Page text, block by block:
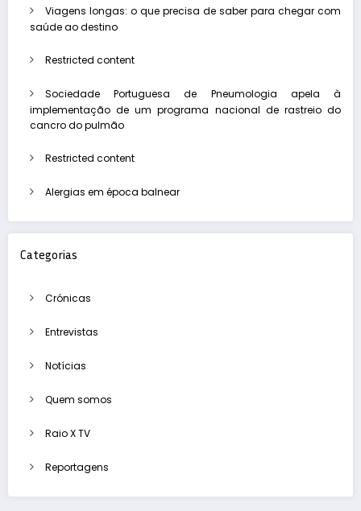
Viagens longas: o que precisa de saber para chegar com
saúde ao destino
Restricted content
Sociedade Portuguesa de Pneumologia apela à
implementação de um programa nacional de rastreio do
cancro do pulmão
Restricted content
Alergias em época balnear
Categorias
Crónicas
Entrevistas
Notícias
Quem somos
Raio X TV
Reportagens